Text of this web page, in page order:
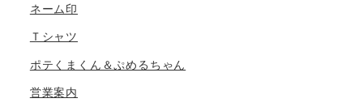
ネーム印
Ｔシャツ
ポテくまくん＆ぷめるちゃん
営業案内